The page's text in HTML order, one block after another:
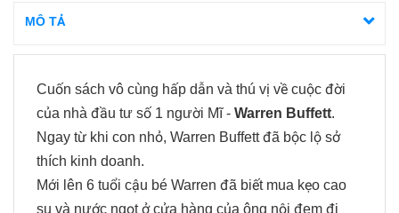
MÔ TẢ
Cuốn sách vô cùng hấp dẫn và thú vị về cuộc đời
của nhà đầu tư số 1 người Mĩ - Warren Buffett.
Ngay từ khi con nhỏ, Warren Buffett đã bộc lộ sở
thích kinh doanh.
Mới lên 6 tuổi cậu bé Warren đã biết mua kẹo cao
su và nước ngọt ở cửa hàng của ông nội đem đi